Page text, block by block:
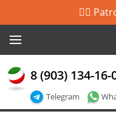
🙋‍♀️
Telegram
8 (903) 134-16-